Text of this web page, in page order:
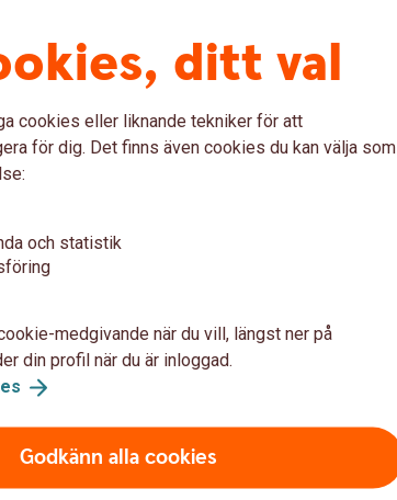
även säsongen för
kan du som
skogsavverkning.
en bättre kontroll över
i samband med
du har och när
till? Är
lika bra att ta ut
ha en plan eller tanke för
din skog, en skogsmaskin
ditt val
cookies eller liknande tekniker för att
för dig. Det finns även cookies du kan välja som
och statistik
medgivande när du vill, längst ner på
din profil när du är inloggad.
Godkänn alla cookies